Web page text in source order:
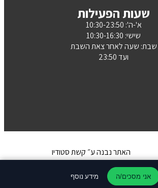
שעות הפעילות
א'-ה': 10:30-23:50
שישי: 10:30-16:30
שבת: שעה לאחר צאת השבת
ועד 23:50
האתר נבנה ע״ קשת סטודיו
אני מסכים/ה מידע נוסף